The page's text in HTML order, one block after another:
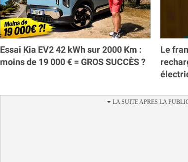
Essai Kia EV2 42 kWh sur 2000 Km :
moins de 19 000 € = GROS SUCCÈS ?
Le